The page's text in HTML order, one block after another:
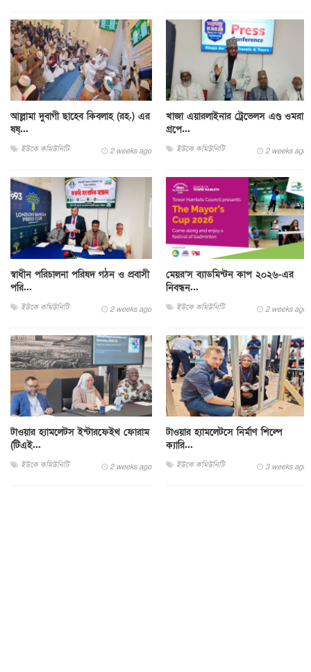
আল্লামা দুবাগী ছাহেব কিবলাহ (রহ.) এর
ষষ্...
ইউকে কমিউনিটি 2 weeks ago
খাজা এয়ারলাইনার ট্রেভেলস এণ্ড ওমরা
গ্রপে...
ইউকে কমিউনিটি 2 weeks ago
স্বাধীন পরিচালনা পরিষদ গঠন ও প্রবাসী
পরি...
ইউকে কমিউনিটি 2 weeks ago
মেয়র’স ব্যাডমিন্টন কাপ ২০২৬-এর
নিবন্ধন...
ইউকে কমিউনিটি 2 weeks ago
টাওয়ার হ্যামলেটস ইন্টারফেইথ ফোরাম
(টিএই...
ইউকে কমিউনিটি 2 weeks ago
টাওয়ার হ্যামলেটসে নির্মাণ শিল্পে
ক্যারি...
ইউকে কমিউনিটি 3 weeks ago